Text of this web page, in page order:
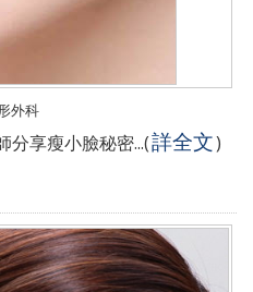
外科
分享瘦小臉秘密...(詳全文)